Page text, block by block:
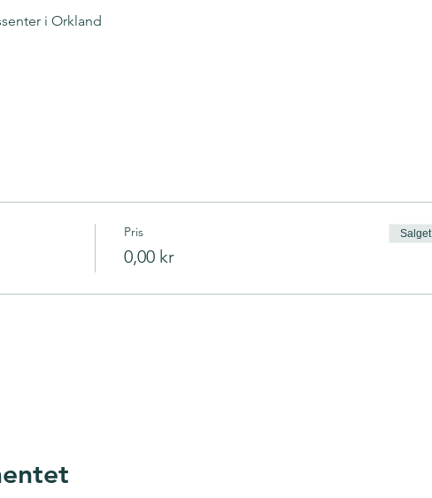
i Orkland
Pris
0,00 kr